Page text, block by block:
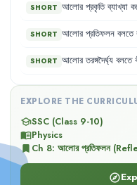
SHORT আলোর প্রকৃতি ব্যাখ্যা
SHORT আলোর প্রতিফলন বলতে
SHORT আলোর তরঙ্গদৈর্ঘ্য বলতে
EXPLORE THE
schoolSSC (Class 9-10)
menu_bookPhysics
bookmark Ch 8: আলোর প্রতিফলন
explore